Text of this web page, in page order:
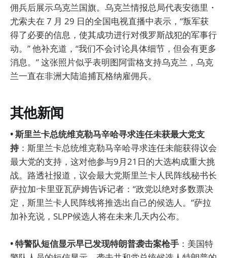
佣兵后展示乌克兰国旗。乌克兰情报总局代表安德里・
尤索夫在 7 月 29 日的全国电视直播中表示，“叛军获
得了必要的信息，使其成功进行对俄罗斯战犯的军事行
动。” 他补充道，“我们不会讨论具体细节，但会有更多
消息。” 这张照片似乎表明图阿雷格支持乌克兰，乌克
兰一直在非洲大陆追捕瓦格纳雇佣兵。
其他新闻
• 斯里兰卡总统维克勒马辛哈寻求连任未获最大党支
持：斯里兰卡总统维克勒马辛哈寻求连任未能获得议会
最大党的支持，这对他参与9月21日的大选构成重大挑
战。路透社报道，议会最大党斯里兰卡人民阵线秘书长
萨拉加·卡里亚瓦萨姆告诉记者：“政党以绝对多数票决
定，斯里兰卡人民阵线将推选出自己的候选人。”萨拉
加补充说，SLPP候选人将在未来几天内公布。
• 特警队短信显示早已发现特朗普袭击案枪手 ：美国特